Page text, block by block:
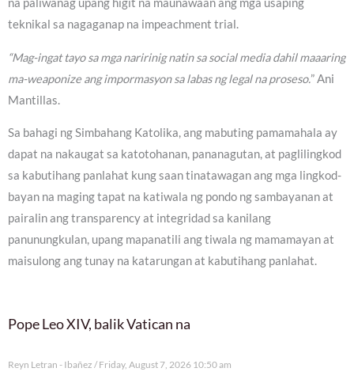
na paliwanag upang higit na maunawaan ang mga usaping
teknikal sa nagaganap na impeachment trial.
“Mag-ingat tayo sa mga naririnig natin sa social media dahil maaaring
ma-weaponize ang impormasyon sa labas ng legal na proseso.” Ani
Mantillas.
Sa bahagi ng Simbahang Katolika, ang mabuting pamamahala ay
dapat na nakaugat sa katotohanan, pananagutan, at paglilingkod
sa kabutihang panlahat kung saan tinatawagan ang mga lingkod-
bayan na maging tapat na katiwala ng pondo ng sambayanan at
pairalin ang transparency at integridad sa kanilang
panunungkulan, upang mapanatili ang tiwala ng mamamayan at
maisulong ang tunay na katarungan at kabutihang panlahat.
Pope Leo XIV, balik Vatican na
Reyn Letran - Ibañez Friday, August 7, 2026 10:50 am